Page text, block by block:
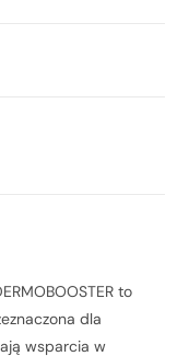
to
dla
wsparcia w